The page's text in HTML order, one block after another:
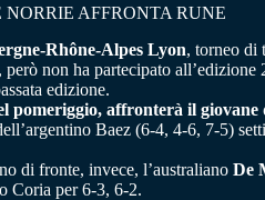
AFFRONTA RUNE
Rhône-Alpes Lyon, torneo di
però non ha partecipato
edizione.
pomeriggio, affronterà il giovane
Baez (6-4, 4-6, 7-5)
di fronte, invece, l’australiano De
Coria per 6-3, 6-2.